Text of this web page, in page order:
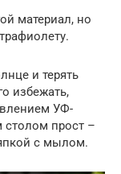
материал, но
и терять
избежать,
УФ-
столом прост –
с мылом.